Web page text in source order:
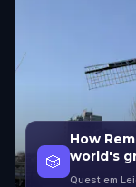
🎲
How
world's
Quest em